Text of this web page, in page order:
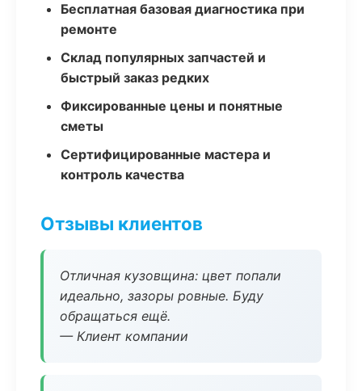
Бесплатная базовая диагностика при
ремонте
Склад популярных запчастей и
быстрый заказ редких
Фиксированные цены и понятные
сметы
Сертифицированные мастера и
контроль качества
Отзывы клиентов
Отличная кузовщина: цвет попали
идеально, зазоры ровные. Буду
обращаться ещё.
— Клиент компании